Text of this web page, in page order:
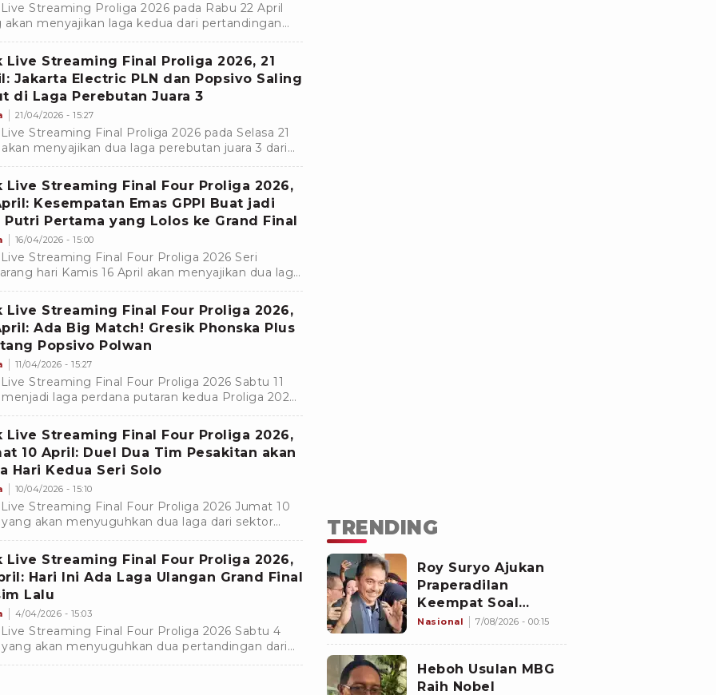
Streaming Proliga 2026 pada Rabu 22 April
akan menyajikan laga kedua dari pertandingan
juara 3 musim ini.
Live Streaming Final Proliga 2026, 21
Jakarta Electric PLN dan Popsivo Saling
di Laga Perebutan Juara 3
21/04/2026 - 15:27
Streaming Final Proliga 2026 pada Selasa 21
menyajikan dua laga perebutan juara 3 dari
putra dan putri di GOR Amongrogo, Yogyakarta.
Live Streaming Final Four Proliga 2026,
Kesempatan Emas GPPI Buat jadi
Putri Pertama yang Lolos ke Grand Final
16/04/2026 - 15:00
Streaming Final Four Proliga 2026 Seri
hari Kamis 16 April akan menyajikan dua laga
putra dan putri.
Live Streaming Final Four Proliga 2026,
Ada Big Match! Gresik Phonska Plus
Popsivo Polwan
11/04/2026 - 15:27
Streaming Final Four Proliga 2026 Sabtu 11
laga perdana putaran kedua Proliga 2026
dengan dua laga di sektor putri dan putra.
Live Streaming Final Four Proliga 2026,
10 April: Duel Dua Tim Pesakitan akan
Hari Kedua Seri Solo
10/04/2026 - 15:10
Streaming Final Four Proliga 2026 Jumat 10
akan menyuguhkan dua laga dari sektor
dan putri.
Live Streaming Final Four Proliga 2026,
Hari Ini Ada Laga Ulangan Grand Final
Lalu
4/04/2026 - 15:03
Streaming Final Four Proliga 2026 Sabtu 4
akan menyuguhkan dua pertandingan dari
putra dan putri.
TRENDING
Roy Suryo Ajukan
Praperadilan
Keempat Soal
Status Cekal
Nasional 7/08/2026 - 00:15
Heboh Usulan MBG
Raih Nobel